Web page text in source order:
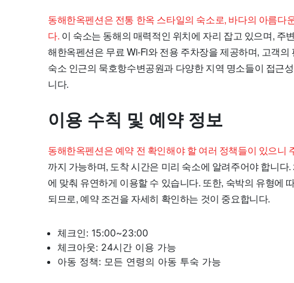
동해한옥펜션은 전통 한옥 스타일의 숙소로, 바다의 아름다
다. 이 숙소는 동해의 매력적인 위치에 자리 잡고 있으며, 주
해한옥펜션은 무료 Wi-Fi와 전용 주차장을 제공하며, 고객
숙소 인근의 묵호항수변공원과 다양한 지역 명소들이 접근
니다.
이용 수칙 및 예약 정보
동해한옥펜션은 예약 전 확인해야 할 여러 정책들이 있으니
까지 가능하며, 도착 시간은 미리 숙소에 알려주어야 합니
에 맞춰 유연하게 이용할 수 있습니다. 또한, 숙박의 유형에
되므로, 예약 조건을 자세히 확인하는 것이 중요합니다.
체크인: 15:00~23:00
체크아웃: 24시간 이용 가능
아동 정책: 모든 연령의 아동 투숙 가능